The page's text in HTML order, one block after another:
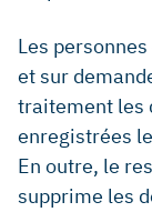
Les
et sur
traitement les
enregistrées
En outre, le
supprime les